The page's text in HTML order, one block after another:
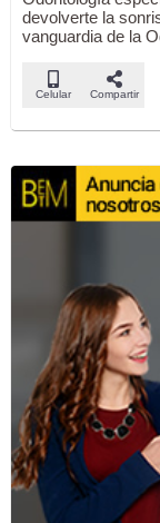
devolverte la
vanguardia de la
Celular Compartir